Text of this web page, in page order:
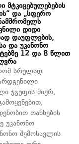
მტკიცებულებების
და „სფერო
დიდი
დაუფლების,
და უკანონო
12 და 8 წლით
სრულად
ჯგუფის მიერ,
თანხების
უკანონო
შემოსავლის